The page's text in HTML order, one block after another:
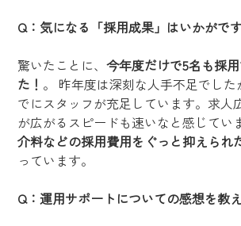
Q：気になる「採用成果」はいかがで
驚いたことに、今年度だけで5名も採
た！ 。 昨年度は深刻な人手不足でし
でにスタッフが充足しています。求人
が広がるスピードも速いなと感じてい
介料などの採用費用をぐっと抑えられ
っています。
Q：運用サポートについての感想を教